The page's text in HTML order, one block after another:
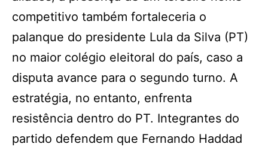
competitivo também fortaleceria o
palanque do presidente Lula da Silva (PT)
no maior colégio eleitoral do país, caso a
disputa avance para o segundo turno. A
estratégia, no entanto, enfrenta
resistência dentro do PT. Integrantes do
partido defendem que Fernando Haddad